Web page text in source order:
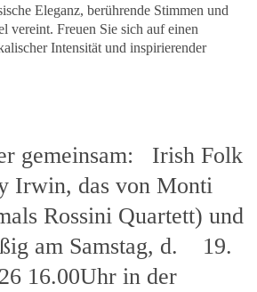
Eleganz, berührende Stimmen und
vereint. Freuen Sie sich auf einen
Intensität und inspirierender
gemeinsam: Irish Folk
Irwin, das von Monti
Rossini Quartett) und
am Samstag, d. 19.
16.00Uhr in der